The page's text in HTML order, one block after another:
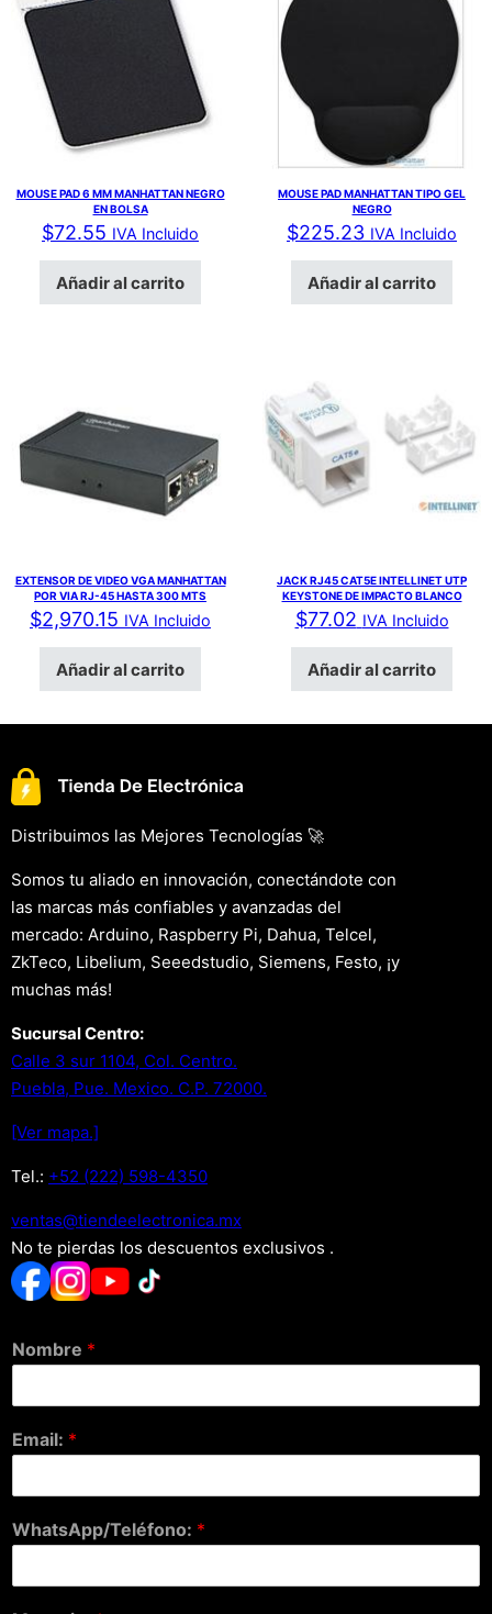
MOUSE PAD 6 MM MANHATTAN NEGRO
EN BOLSA
$72.55 IVA Incluido
Añadir al carrito
MOUSE PAD MANHATTAN TIPO GEL
NEGRO
$225.23 IVA Incluido
Añadir al carrito
EXTENSOR DE VIDEO VGA MANHATTAN
POR VIA RJ-45 HASTA 300 MTS
$2,970.15 IVA Incluido
Añadir al carrito
JACK RJ45 CAT5E INTELLINET UTP
KEYSTONE DE IMPACTO BLANCO
$77.02 IVA Incluido
Añadir al carrito
Distribuimos las Mejores Tecnologías 🚀
Somos tu aliado en innovación, conectándote con
las marcas más confiables y avanzadas del
mercado: Arduino, Raspberry Pi, Dahua, Telcel,
ZkTeco, Libelium, Seeedstudio, Siemens, Festo, ¡y
muchas más!
Sucursal Centro:
Calle 3 sur 1104, Col. Centro.
Puebla, Pue. Mexico. C.P. 72000.
[Ver mapa.]
Tel.: +52 (222) 598-4350
xm.acinortceleedneit@satnev
No te pierdas los descuentos exclusivos .
Nombre *
Email: *
WhatsApp/Teléfono: *